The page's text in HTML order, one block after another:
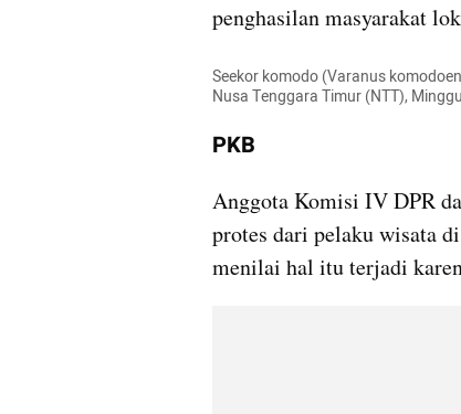
penghasilan masyarakat
Seekor komodo (Varanus
Nusa Tenggara Timur (NTT),
PKB
Anggota Komisi IV DPR
protes dari pelaku wisata
menilai hal itu terjadi